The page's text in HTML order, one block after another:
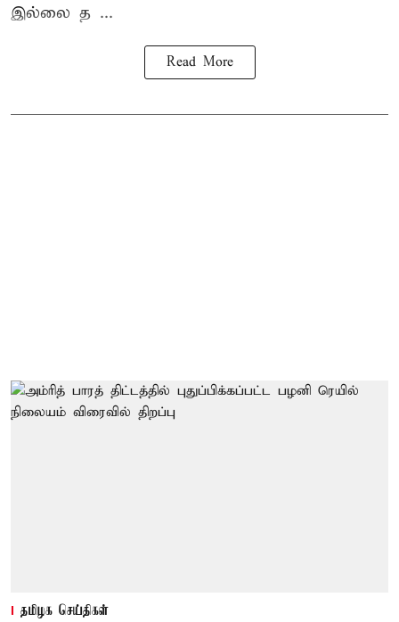
இல்லை த ...
Read More
தமிழக செய்திகள்